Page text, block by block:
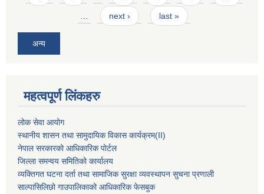
… next › last »
अन्य
महत्वपूर्ण लिंकहरु
लोक सेवा आयोग
स्थानीय शासन तथा सामुदायिक विकास कार्यक्रम(II)
नेपाल सरकारको आधिकारिक पोर्टल
जिल्ला समन्वय समितिको कार्यालय
व्यक्तिगत घटना दर्ता तथा सामाजिक सुरक्षा व्यवस्थापन सुचना प्रणाली
साल्पासिलिछो गाउपालिकाको आधिकारिक फेसबुक